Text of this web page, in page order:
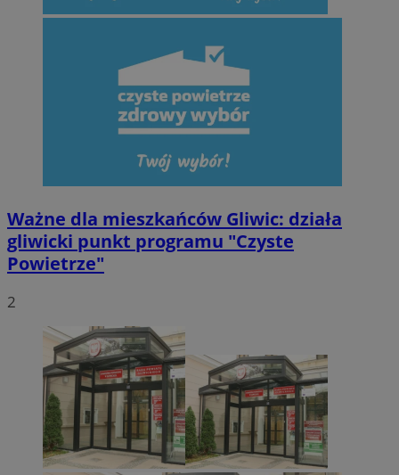
Ważne dla mieszkańców Gliwic: działa
gliwicki punkt programu "Czyste
Powietrze"
2